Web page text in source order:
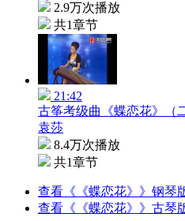
2.9万次播放
共1章节
21:42
古筝考级曲《蝶恋花》（
袁莎
8.4万次播放
共1章节
查看《《蝶恋花》》钢琴
查看《《蝶恋花》》古琴